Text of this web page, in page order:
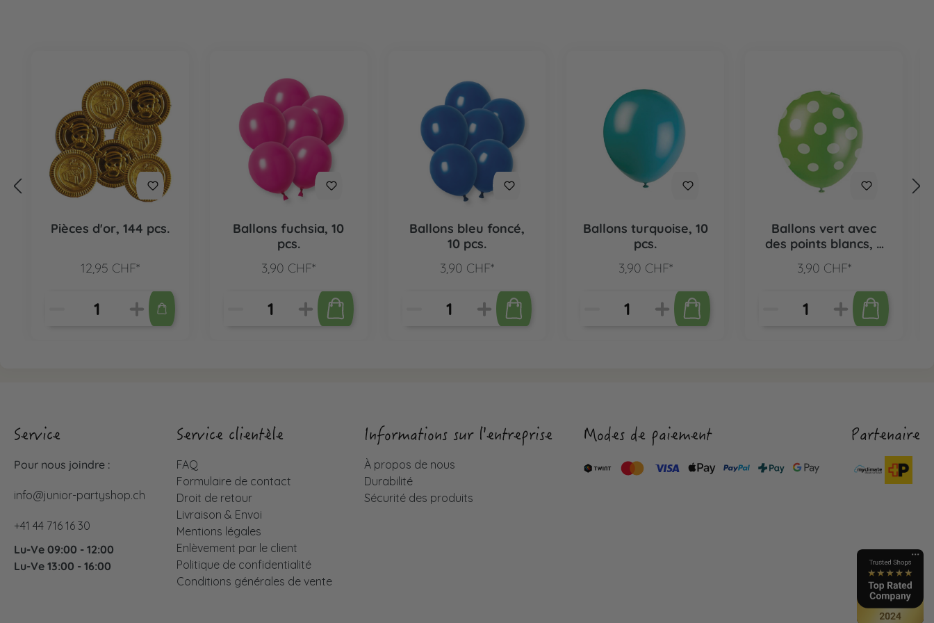
Pièces d'or, 144 pcs.
12,95 CHF*
Ballons fuchsia, 10
pcs.
3,90 CHF*
Ballons bleu foncé,
10 pcs.
3,90 CHF*
Ballons turquoise, 10
pcs.
3,90 CHF*
Ballons vert avec
des points blancs, 6
3,90 CHF*
Service
Pour nous joindre :
info@junior-partyshop.ch
+41 44 716 16 30
Lu-Ve 09:00 - 12:00
Lu-Ve 13:00 - 16:00
Service clientèle
FAQ
Formulaire de contact
Droit de retour
Livraison & Envoi
Mentions légales
Enlèvement par le client
Politique de confidentialité
Conditions générales de vente
Informations sur l'entreprise
À propos de nous
Durabilité
Sécurité des produits
Modes de paiement Partenaire